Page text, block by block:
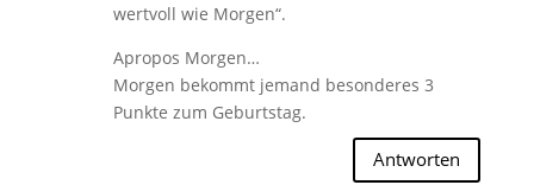
wertvoll wie Morgen“.
Apropos Morgen…
Morgen bekommt jemand besonderes 3
Punkte zum Geburtstag.
Antworten